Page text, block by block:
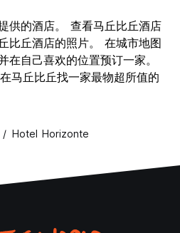
9.2
6.5
7.0
供的酒店。 查看马丘比丘酒店
比丘酒店的照片。 在城市地图
在自己喜欢的位置预订一家。
马丘比丘找一家最物超所值的
Hotel Horizonte